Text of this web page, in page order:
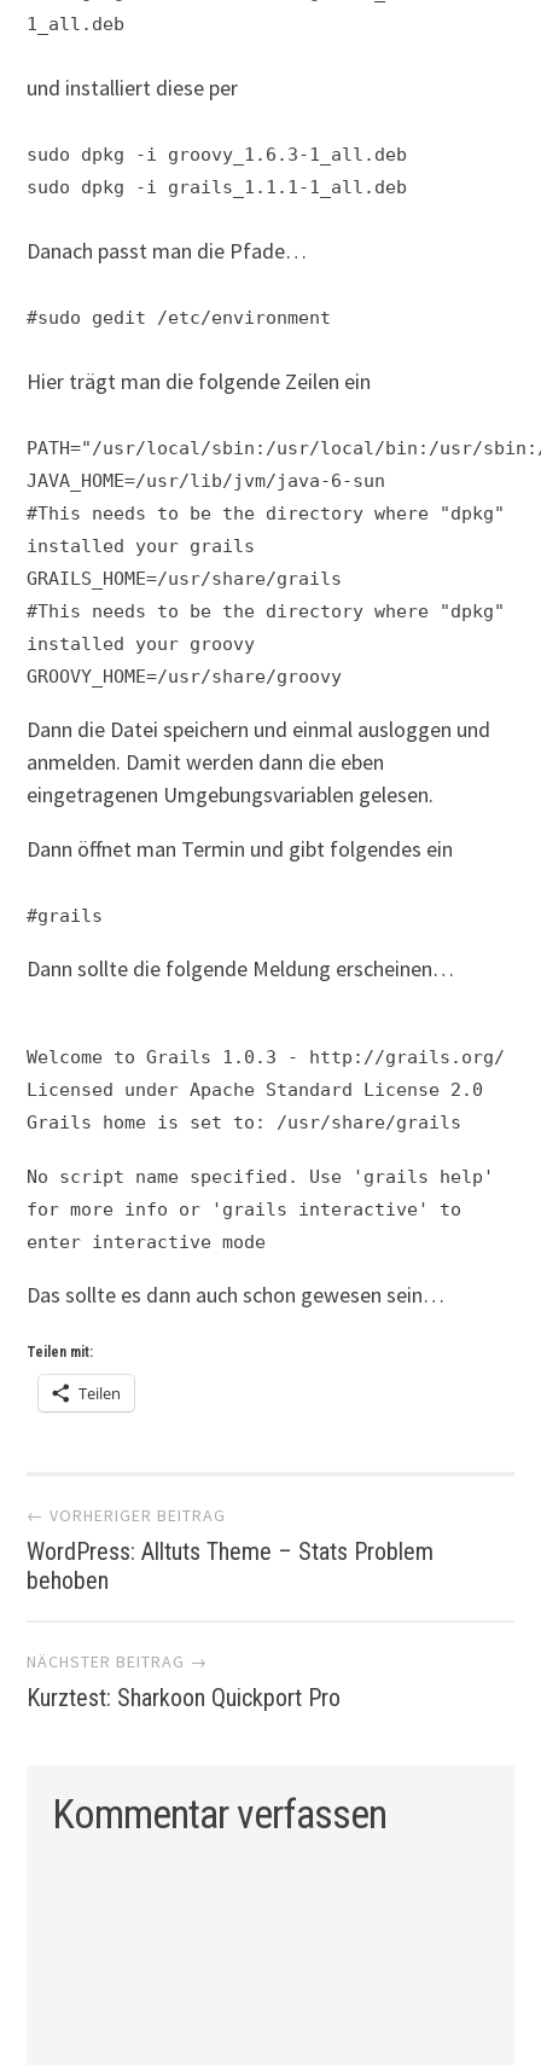
1_all.deb
und installiert diese per
sudo dpkg -i groovy_1.6.3-1_all.deb
sudo dpkg -i grails_1.1.1-1_all.deb
Danach passt man die Pfade…
#sudo gedit /etc/environment
Hier trägt man die folgende Zeilen ein
PATH="/usr/local/sbin:/usr/local/bin:/usr/
JAVA_HOME=/usr/lib/jvm/java-6-sun
#This needs to be the directory where "dpkg"
installed your grails
GRAILS_HOME=/usr/share/grails
#This needs to be the directory where "dpkg"
installed your groovy
GROOVY_HOME=/usr/share/groovy
Dann die Datei speichern und einmal ausloggen und
anmelden. Damit werden dann die eben
eingetragenen Umgebungsvariablen gelesen.
Dann öffnet man Termin und gibt folgendes ein
#grails
Dann sollte die folgende Meldung erscheinen…
Welcome to Grails 1.0.3 - http://grails.org/
Licensed under Apache Standard License 2.0
Grails home is set to: /usr/share/grails
No script name specified. Use 'grails help'
for more info or 'grails interactive' to
enter interactive mode
Das sollte es dann auch schon gewesen sein…
Teilen mit:
Teilen
Artikel-
Navigation
← VORHERIGER BEITRAG
WordPress: Alltuts Theme – Stats Problem
behoben
NÄCHSTER BEITRAG →
Kurztest: Sharkoon Quickport Pro
Kommentar verfassen